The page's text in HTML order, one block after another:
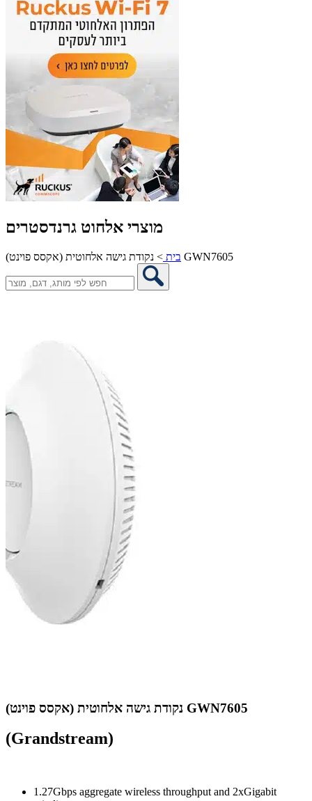
מוצרי אלחוט גרנדסטרים
בית > נקודת גישה אלחוטית (אקסס פוינט) GWN7605
נקודת גישה אלחוטית (אקסס פוינט) GWN7605
(Grandstream)
1.27Gbps aggregate wireless throughput and 2xGigabit